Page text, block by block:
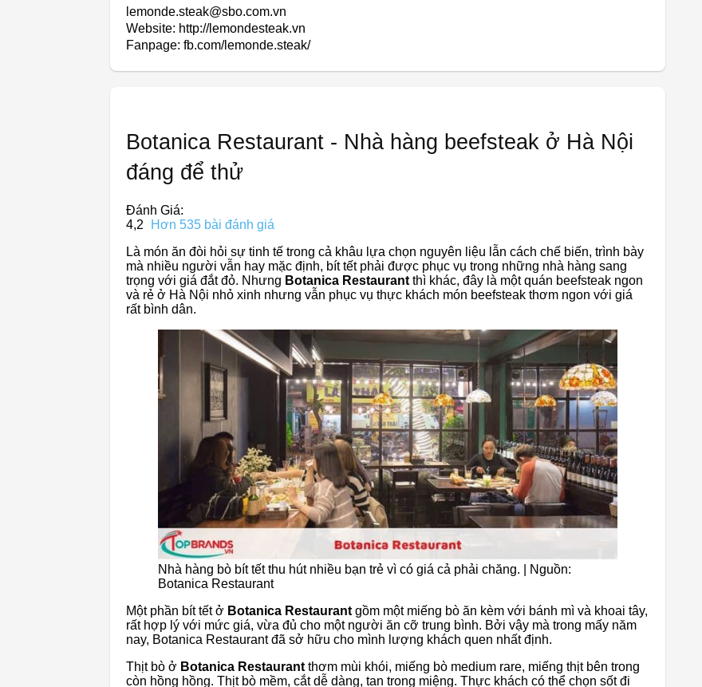
lemonde.steak@sbo.com.vn
Website: http://lemondesteak.vn
Fanpage: fb.com/lemonde.steak/
Botanica Restaurant - Nhà hàng beefsteak ở Hà Nội
đáng để thử
Đánh Giá:
4,2
Hơn 535 bài đánh giá
Là món ăn đòi hỏi sự tinh tế trong cả khâu lựa chọn nguyên liệu lẫn cách chế biến, trình bày
mà nhiều người vẫn hay mặc định, bít tết phải được phục vụ trong những nhà hàng sang
trọng với giá đắt đỏ. Nhưng Botanica Restaurant thì khác, đây là một quán beefsteak ngon
và rẻ ở Hà Nội nhỏ xinh nhưng vẫn phục vụ thực khách món beefsteak thơm ngon với giá
rất bình dân.
Nhà hàng bò bít tết thu hút nhiều bạn trẻ vì có giá cả phải chăng. | Nguồn:
Botanica Restaurant
Một phần bít tết ở Botanica Restaurant gồm một miếng bò ăn kèm với bánh mì và khoai tây,
rất hợp lý với mức giá, vừa đủ cho một người ăn cỡ trung bình. Bởi vậy mà trong mấy năm
nay, Botanica Restaurant đã sở hữu cho mình lượng khách quen nhất định.
Thịt bò ở Botanica Restaurant thơm mùi khói, miếng bò medium rare, miếng thịt bên trong
còn hồng hồng. Thịt bò mềm, cắt dễ dàng, tan trong miệng. Thực khách có thể chọn sốt đi